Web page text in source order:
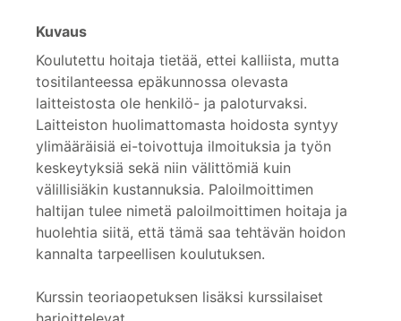
Kuvaus
Koulutettu hoitaja tietää, ettei kalliista, mutta
tositilanteessa epäkunnossa olevasta
laitteistosta ole henkilö- ja paloturvaksi.
Laitteiston huolimattomasta hoidosta syntyy
ylimääräisiä ei-toivottuja ilmoituksia ja työn
keskeytyksiä sekä niin välittömiä kuin
välillisiäkin kustannuksia. Paloilmoittimen
haltijan tulee nimetä paloilmoittimen hoitaja ja
huolehtia siitä, että tämä saa tehtävän hoidon
kannalta tarpeellisen koulutuksen.
Kurssin teoriaopetuksen lisäksi kurssilaiset